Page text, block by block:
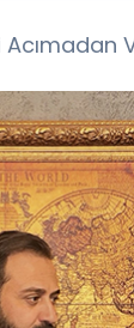
Acımadan